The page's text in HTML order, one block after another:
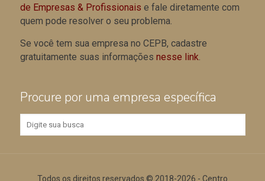
de Empresas & Profissionais e fale diretamente com
quem pode resolver o seu problema.
Se você tem sua empresa no CEPB, cadastre
gratuitamente suas informações nesse link.
Procure por uma empresa específica
Todos os direitos reservados © 2018-2026 - Centro